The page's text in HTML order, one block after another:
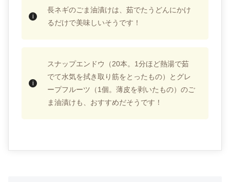
長ネギのごま油漬けは、茹でたうどんにかけ
るだけで美味しいそうです！
スナップエンドウ（20本。1分ほど熱湯で茹
でて水気を拭き取り筋をとったもの）とグレ
ープフルーツ（1個。薄皮を剥いたもの）のご
ま油漬けも、おすすめだそうです！